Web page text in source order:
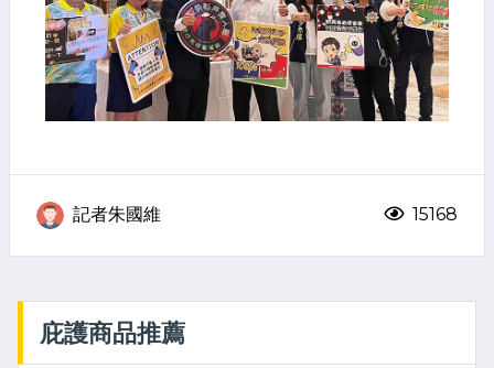
記者朱國維 15168
庇護商品推薦